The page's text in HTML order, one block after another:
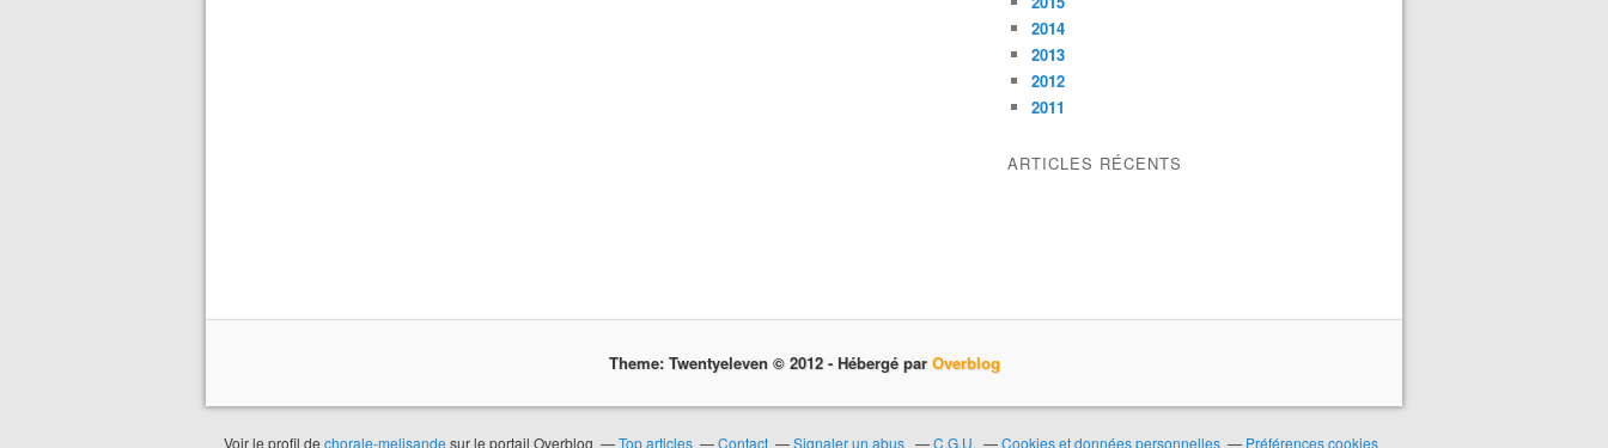
2014
2013
2012
2011
ARTICLES RÉCENTS
Theme: Twentyeleven © 2012 - Hébergé par Overblog
Voir le profil de chorale-melisande sur le portail Overblog Top articles Contact Signaler un abus C.G.U. Cookies et données personnelles Préférences cookies